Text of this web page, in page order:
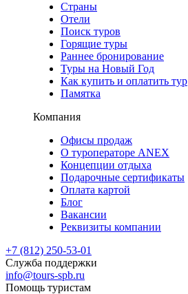
Страны
Отели
Поиск туров
Горящие туры
Раннее бронирование
Туры на Новый Год
Как купить и оплатить тур
Памятка
Компания
Офисы продаж
О туроператоре ANEX
Концепции отдыха
Подарочные сертификаты
Оплата картой
Блог
Вакансии
Реквизиты компании
+7 (812) 250-53-01
Служба поддержки
info@tours-spb.ru
Помощь туристам